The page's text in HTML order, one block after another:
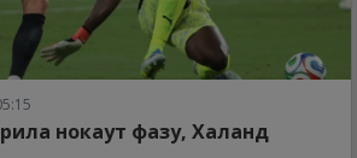
нокаут фазу, Халанд